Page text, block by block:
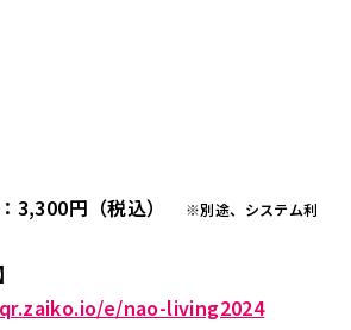
3,300円（税込）
※別途、システム利
e/nao-living2024